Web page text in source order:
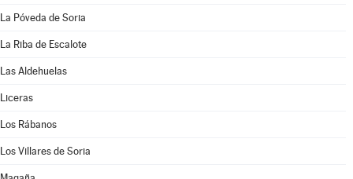
La Póveda de Soria
La Riba de Escalote
Las Aldehuelas
Liceras
Los Rábanos
Los Villares de Soria